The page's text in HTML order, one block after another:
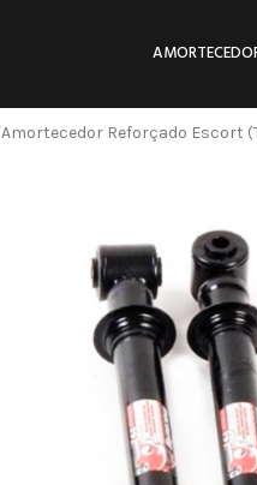
Amortecedor Reforçado Escort